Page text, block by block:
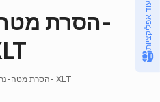
הסרת
הסרת מטה-נתונים ומאפיינים מ- XLT
עוד אפליקציות